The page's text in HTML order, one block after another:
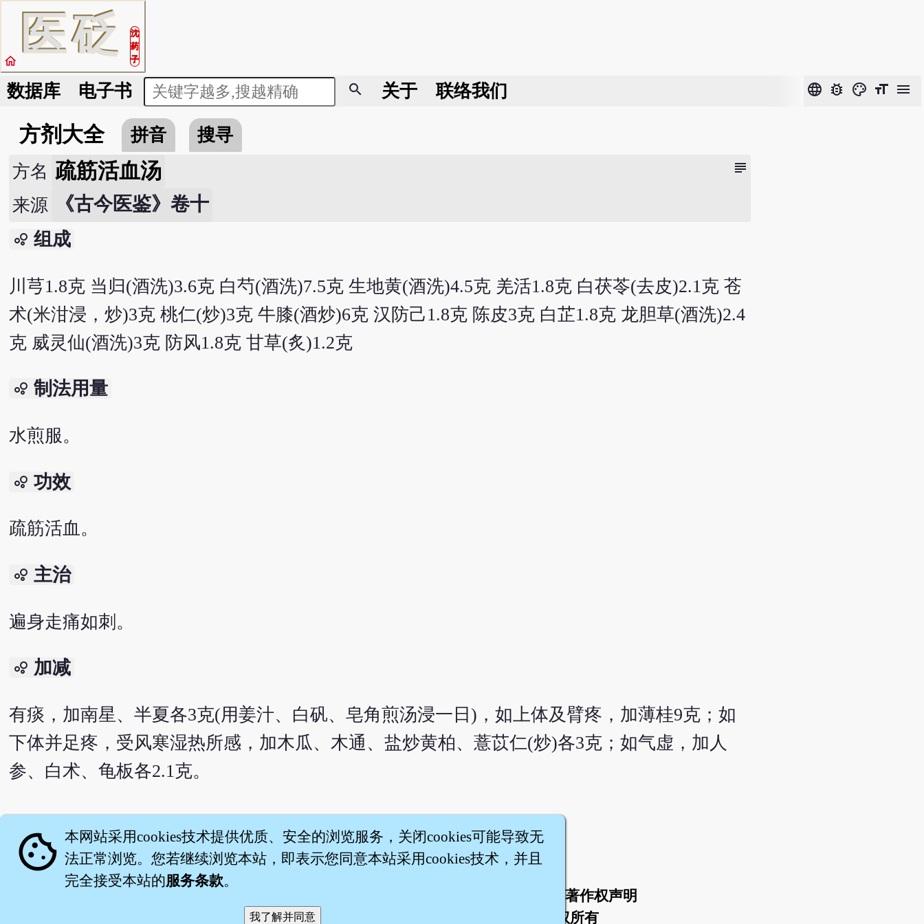
医砭
沈
药
子
home
数据库 电子书 search 关于 联络我们 language bug_report color_lens format_size menu
方剂大全 拼音 搜寻
subject
方名 疏筋活血汤
来源 《古今医鉴》卷十
bubble_chart 组成
川芎1.8克 当归(酒洗)3.6克 白芍(酒洗)7.5克 生地黄(酒洗)4.5克 羌活1.8克 白茯苓(去皮)2.1克 苍
术(米泔浸，炒)3克 桃仁(炒)3克 牛膝(酒炒)6克 汉防己1.8克 陈皮3克 白芷1.8克 龙胆草(酒洗)2.4
克 威灵仙(酒洗)3克 防风1.8克 甘草(炙)1.2克
bubble_chart 制法用量
水煎服。
bubble_chart 功效
疏筋活血。
bubble_chart 主治
遍身走痛如刺。
bubble_chart 加减
有痰，加南星、半夏各3克(用姜汁、白矾、皂角煎汤浸一日)，如上体及臂疼，加薄桂9克；如
下体并足疼，受风寒湿热所感，加木瓜、木通、盐炒黄柏、薏苡仁(炒)各3克；如气虚，加人
参、白术、龟板各2.1克。
English version
著作权声明
著作权所有
cookie 本网站采用cookies技术提供优质、安全的浏览服务，关闭cookies可能导致无
法正常浏览。您若继续浏览本站，即表示您同意本站采用cookies技术，并且
完全接受本站的服务条款。